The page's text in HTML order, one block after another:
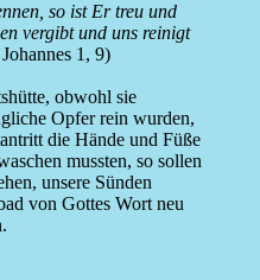
so ist Er treu und
vergibt und uns reinigt
1, 9)
obwohl sie
Opfer rein wurden,
die Hände und Füße
mussten, so sollen
unsere Sünden
von Gottes Wort neu